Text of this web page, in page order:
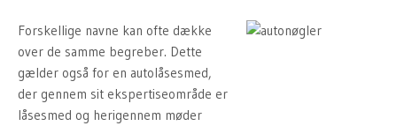
Forskellige navne kan ofte dække
over de samme begreber. Dette
gælder også for en autolåsesmed,
der gennem sit ekspertiseområde er
låsesmed og herigennem møder